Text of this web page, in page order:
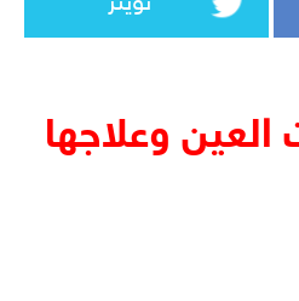
العين وعلاجها